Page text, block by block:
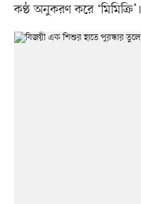
কণ্ঠ অনুকরণ করে ‘মিমিক্রি’।